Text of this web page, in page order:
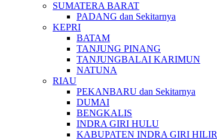
SUMATERA BARAT
PADANG dan Sekitarnya
KEPRI
BATAM
TANJUNG PINANG
TANJUNGBALAI KARIMUN
NATUNA
RIAU
PEKANBARU dan Sekitarnya
DUMAI
BENGKALIS
INDRA GIRI HULU
KABUPATEN INDRA GIRI HILIR